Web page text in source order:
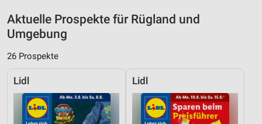
Aktuelle Prospekte für Rügland und
Umgebung
26 Prospekte
Lidl Lidl